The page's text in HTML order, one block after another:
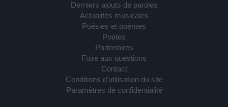
Derniers ajouts de paroles
Actualités musicales
Poésies et poèmes
Poètes
Partenaires
Foire aux questions
Contact
Conditions d'utilisation du site
Paramètres de confidentialité